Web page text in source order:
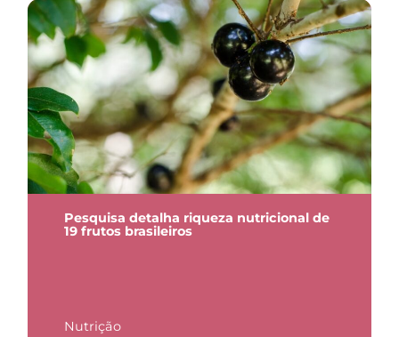
Pesquisa detalha riqueza nutricional de
19 frutos brasileiros
Nutrição